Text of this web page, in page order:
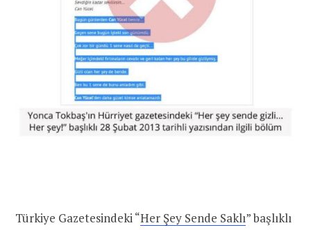
Türkiye Gazetesindeki “Her Şey Sende Saklı” başlıklı